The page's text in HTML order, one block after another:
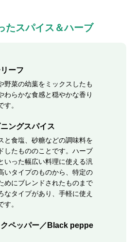
たスパイス＆ハーブ
ーフ
野菜の幼葉をミックスしたも
わらかな食感と穏やかな香り
す。
ングスパイス
と食塩、砂糖などの調味料を
したもののことです。ハーブ
いった幅広い料理に使える汎
いタイプのものから、特定の
めにブレンドされたものまで
なタイプがあり、手軽に使え
す。
ペッパー／Black peppe